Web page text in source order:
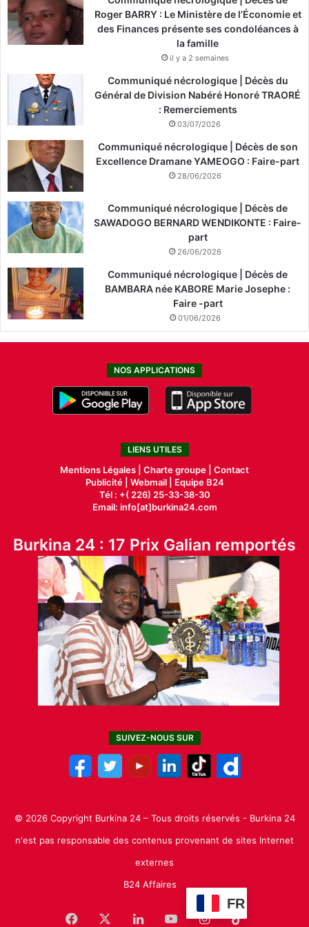
Roger BARRY : Le Ministère de l’Économie et
des Finances présente ses condoléances à
la famille
il y a 2 semaines
Communiqué nécrologique | Décès du
Général de Division Nabéré Honoré TRAORÉ
: Remerciements
03/07/2026
Communiqué nécrologique | Décès de son
Excellence Dramane YAMEOGO : Faire-part
28/06/2026
Communiqué nécrologique | Décès de
SAWADOGO BERNARD WENDIKONTE : Faire-
part
26/06/2026
Communiqué nécrologique | Décès de
BAMBARA née KABORE Marie Josephe :
Faire -part
01/06/2026
NOS APPLICATIONS
LIENS UTILES
Mentions Légales | Charte groupe | Contact
Publicité| Webmail |
Equipe B24
Tél : +( 226) 25-33-38-30
Email: info[at]burkina24.com
Burkina 24 : 17 Prix Galian remportés
SUIVEZ-NOUS SUR
© 2026 Copyright Burkina 24 – Tous droits réservés - Burkina 24
n'est pas responsable des contenus provenant de sites Internet
externes
B24 Affaires
FR
Facebook LinkedinYouTubeInstagram
TikTok